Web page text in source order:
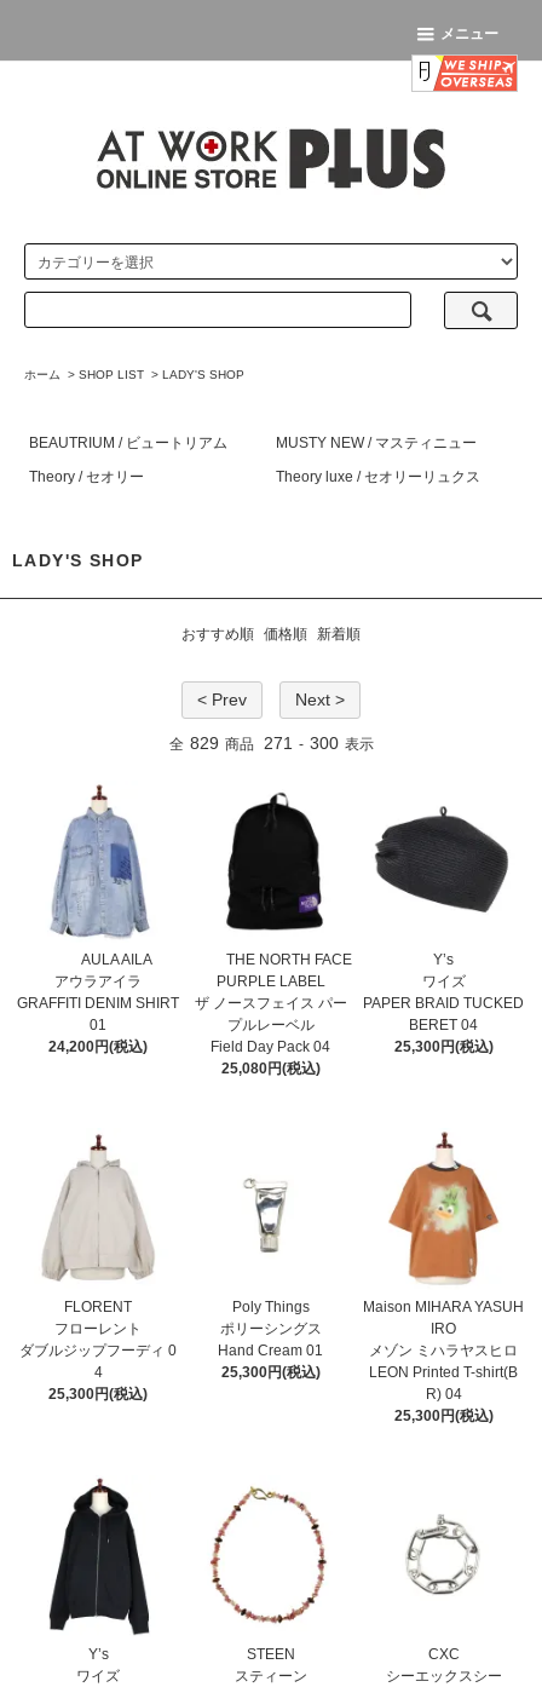
メニュー
ホーム > SHOP LIST > LADY'S SHOP
BEAUTRIUM / ビュートリアム
MUSTY NEW / マスティニュー
Theory / セオリー
Theory luxe / セオリーリュクス
LADY'S SHOP
おすすめ順 価格順 新着順
< Prev Next >
全 829 商品 271 - 300 表示
AULA AILA
アウラアイラ
GRAFFITI DENIM SHIRT
01
24,200円(税込)
THE NORTH FACE
PURPLE LABEL
ザ ノースフェイス パー
プルレーベル
Field Day Pack 04
25,080円(税込)
Y’s
ワイズ
PAPER BRAID TUCKED
BERET 04
25,300円(税込)
FLORENT
フローレント
ダブルジップフーディ 0
4
25,300円(税込)
Poly Things
ポリーシングス
Hand Cream 01
25,300円(税込)
Maison MIHARA YASUH
IRO
メゾン ミハラヤスヒロ
LEON Printed T-shirt(B
R) 04
25,300円(税込)
Y’s
ワイズ
STEEN
スティーン
CXC
シーエックスシー